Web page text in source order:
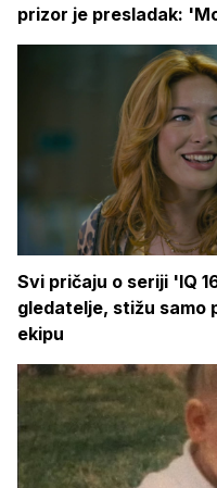
prizor je presladak:
Svi pričaju o seriji 'IQ
gledatelje, stižu samo
ekipu